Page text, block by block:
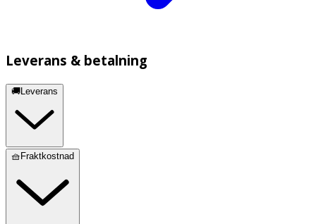
Leverans & betalning
🚚Leverans
🧺Fraktkostnad